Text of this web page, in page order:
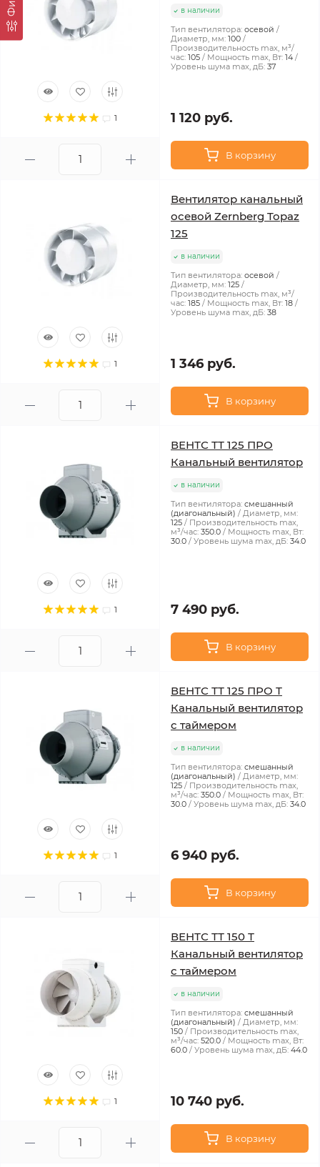
1
в наличии
Тип вентилятора: осевой
Диаметр, мм: 100
Производительность max, м³/
час: 105 Мощность max, Вт: 14
Уровень шума max, дБ: 37
1 120 руб.
В корзину
1
Вентилятор канальный
осевой Zernberg Topaz
125
в наличии
Тип вентилятора: осевой
Диаметр, мм: 125
Производительность max, м³/
час: 185 Мощность max, Вт: 18
Уровень шума max, дБ: 38
1 346 руб.
В корзину
1
ВЕНТС ТТ 125 ПРО
Канальный вентилятор
в наличии
Тип вентилятора: смешанный
(диагональный)
Диаметр, мм:
125
Производительность max,
м³/час: 350.0
Мощность max, Вт:
30.0
Уровень шума max, дБ: 34.0
7 490 руб.
В корзину
1
ВЕНТС ТТ 125 ПРО Т
Канальный вентилятор
с таймером
в наличии
Тип вентилятора: смешанный
(диагональный)
Диаметр, мм:
125
Производительность max,
м³/час: 350.0
Мощность max, Вт:
30.0
Уровень шума max, дБ: 34.0
6 940 руб.
В корзину
1
ВЕНТС ТТ 150 Т
Канальный вентилятор
с таймером
в наличии
Тип вентилятора: смешанный
(диагональный)
Диаметр, мм:
150
Производительность max,
м³/час: 520.0
Мощность max, Вт:
60.0
Уровень шума max, дБ: 44.0
10 740 руб.
В корзину